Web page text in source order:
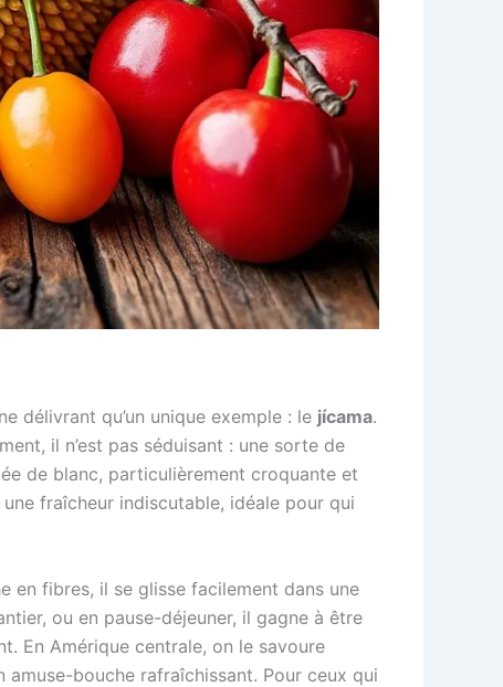
délivrant qu’un unique exemple : le jícama.
il n’est pas séduisant : une sorte de
de blanc, particulièrement croquante et
fraîcheur indiscutable, idéale pour qui
en fibres, il se glisse facilement dans une
ou en pause-déjeuner, il gagne à être
En Amérique centrale, on le savoure
bouche rafraîchissant. Pour ceux qui